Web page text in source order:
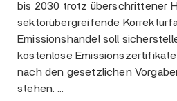
bis 2030 trotz überschrittener
sektorübergreifende
Emissionshandel soll
kostenlose
nach den gesetzlichen
stehen. …